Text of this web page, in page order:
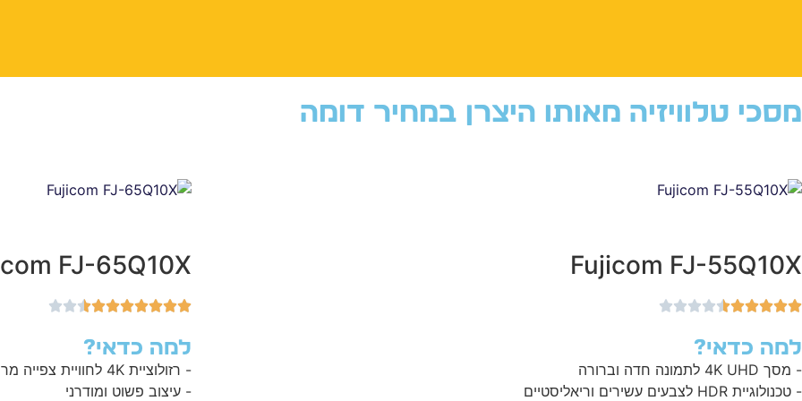
מסכי טלוויזיה מאותו היצרן במחיר דומה
Fujicom FJ-55Q10X
למה כדאי?
- מסך 4K UHD לתמונה חדה וברורה
- טכנולוגיית HDR לצבעים עשירים וריאליסטיים
FJ-65Q10X
למה כדאי?
- רזולוציית 4K לחוויית צפייה מרשימה
- עיצוב פשוט ומודרני